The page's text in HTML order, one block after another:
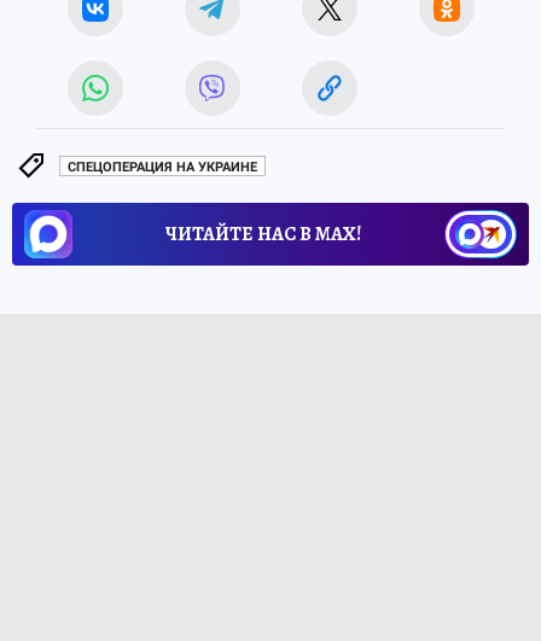
СПЕЦОПЕРАЦИЯ НА УКРАИНЕ
ЧИТАЙТЕ НАС В МАХ!